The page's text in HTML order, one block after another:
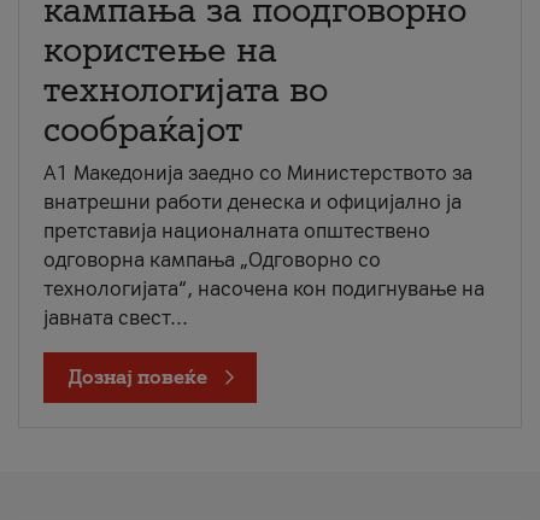
кампања за поодговорно
користење на
технологијата во
сообраќајот
A1 Македонија заедно со Министерството за
внатрешни работи денеска и официјално ја
претставија националната општествено
одговорна кампања „Одговорно со
технологијата“, насочена кон подигнување на
јавната свест...
Дознај повеќе